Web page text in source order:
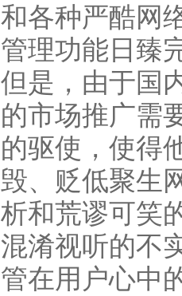
和各种严酷网
管理功能日臻
但是，由于国
的市场推广需
的驱使，使得
毁、贬低聚生
析和荒谬可笑
混淆视听的不
管在用户心中